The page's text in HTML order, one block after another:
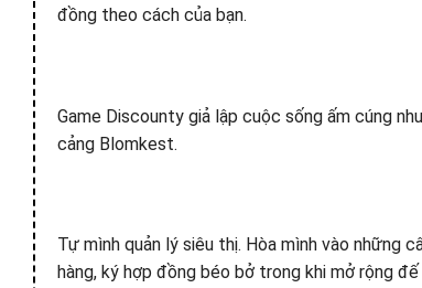
đồng theo cách của bạn.
Game Discounty giả lập cuộc sống ấm cúng
cảng Blomkest.
Tự mình quản lý siêu thị. Hòa mình vào những
hàng, ký hợp đồng béo bở trong khi mở rộng